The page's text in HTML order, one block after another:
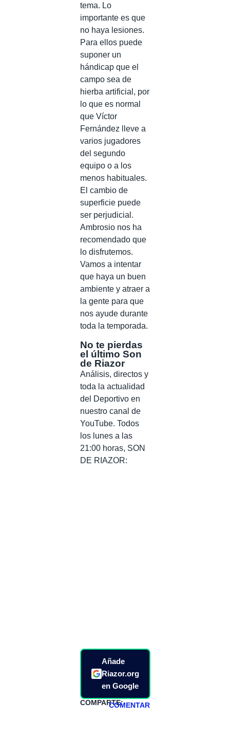
tema. Lo
importante es que
no haya lesiones.
Para ellos puede
suponer un
hándicap que el
campo sea de
hierba artificial, por
lo que es normal
que Víctor
Fernández lleve a
varios jugadores
del segundo
equipo o a los
menos habituales.
El cambio de
superficie puede
ser perjudicial.
Ambrosio nos ha
recomendado que
lo disfrutemos.
Vamos a intentar
que haya un buen
ambiente y atraer a
la gente para que
nos ayude durante
toda la temporada.
No te pierdas
el último Son
de Riazor
Análisis, directos y
toda la actualidad
del Deportivo en
nuestro canal de
YouTube. Todos
los lunes a las
21:00 horas, SON
DE RIAZOR:
Añade
Riazor.org
en Google
COMPARTE:COMENTAR